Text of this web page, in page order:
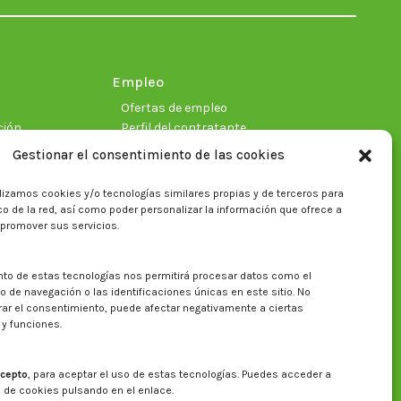
Gestionar el consentimiento de las cookies
cookies y/o tecnologías similares propias y de terceros para
de la red, así como poder personalizar la información que ofrece a
sus servicios.
de estas tecnologías nos permitirá procesar datos como el
de navegación o las identificaciones únicas en este sitio. No
el consentimiento, puede afectar negativamente a ciertas
funciones.
, para aceptar el uso de estas tecnologías. Puedes acceder a
cookies pulsando en el enlace.
new new new new new new
Empleo
Ofertas de empleo
Perfil del contratante
Buscar en la web del CITA
Buscar: